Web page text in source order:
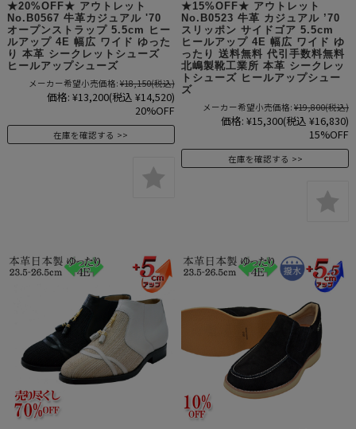
★20%OFF★ アウトレット
No.B0567 牛革カジュアル '70
オープンストラップ 5.5cm ヒー
ルアップ 4E 幅広 ワイド ゆった
り 本革 シークレットシューズ
ヒールアップシューズ
メーカー希望小売価格:¥18,150(税込)
価格: ¥13,200(税込 ¥14,520)
20%OFF
在庫を確認する
★15%OFF★ アウトレット
No.B0523 牛革 カジュアル ’70
スリッポン サイドゴア 5.5cm
ヒールアップ 4E 幅広 ワイド ゆ
ったり 送料無料 代引手数料無料
北嶋製靴工業所 本革 シークレッ
トシューズ ヒールアップシュー
ズ
メーカー希望小売価格: ¥19,800(税込)
価格: ¥15,300(税込 ¥16,830)
15%OFF
在庫を確認する